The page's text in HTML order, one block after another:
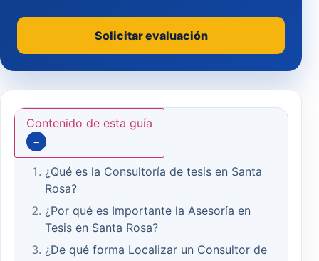
Contenido de esta guía
−
¿Qué es la Consultoría de tesis en Santa
Rosa?
¿Por qué es Importante la Asesoría en
Tesis en Santa Rosa?
¿De qué forma Localizar un Consultor de
Solicitar evaluación